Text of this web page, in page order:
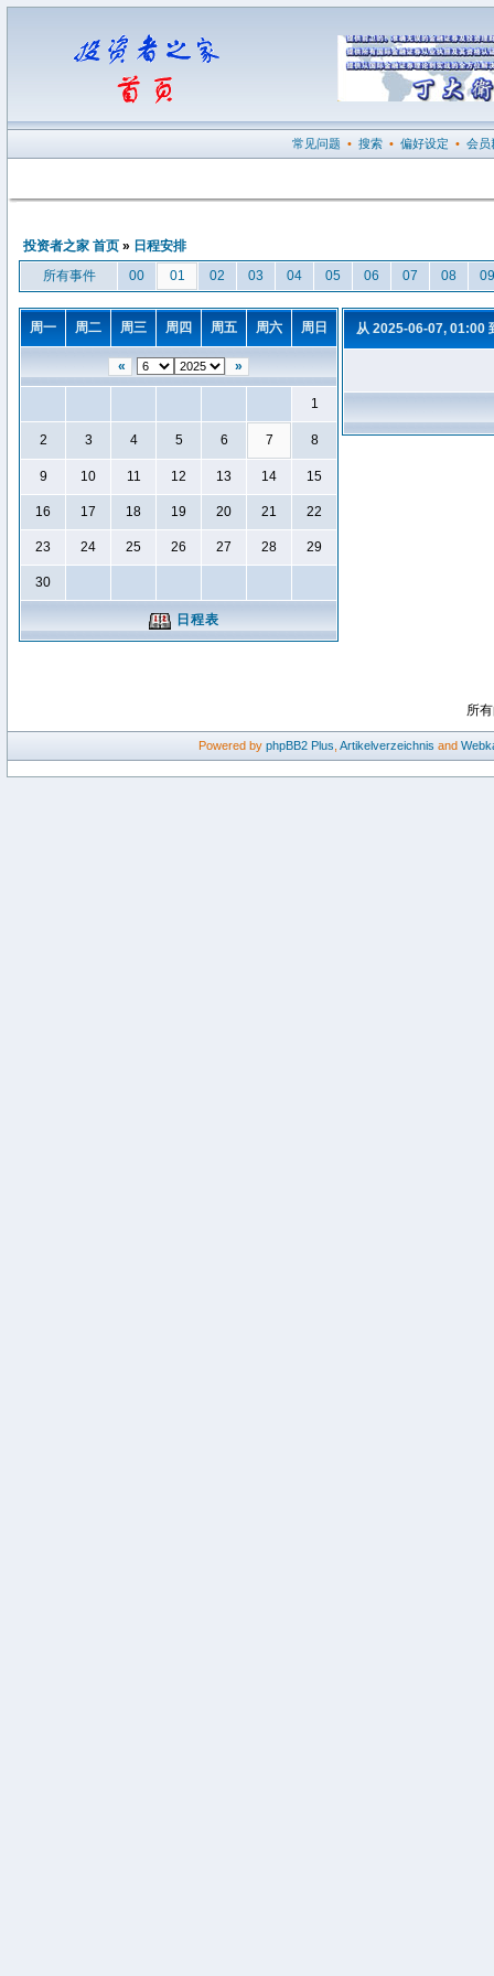
常见问题 • 搜索 • 偏好设定 • 会员
投资者之家 首页 » 日程安排
所有事件
00 01 02 03 04 05 06 07 08 09
周一 周二 周三 周四 周五 周六 周日
« »
1
2 3 4 5 6 7 8
9 10 11 12 13 14 15
16 17 18 19 20 21 22
23 24 25 26 27 28 29
30
日程表
从 2025-06-07, 01:00
所
Powered by phpBB2 Plus Artikelverzeichnis and